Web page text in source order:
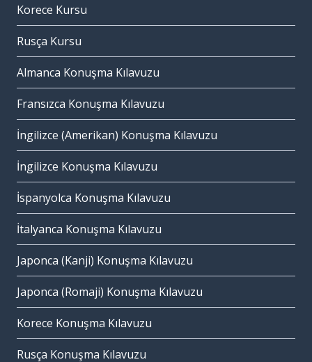
Korece Kursu
Rusça Kursu
Almanca Konuşma Kılavuzu
Fransızca Konuşma Kılavuzu
İngilizce (Amerikan) Konuşma Kılavuzu
İngilizce Konuşma Kılavuzu
İspanyolca Konuşma Kılavuzu
İtalyanca Konuşma Kılavuzu
Japonca (Kanji) Konuşma Kılavuzu
Japonca (Romaji) Konuşma Kılavuzu
Korece Konuşma Kılavuzu
Rusça Konuşma Kılavuzu